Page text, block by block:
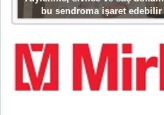
bu sendroma işaret edebilir